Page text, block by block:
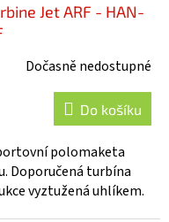
Jet ARF - HAN-
Dočasně nedostupné
Do košíku
polomaketa
Doporučená turbína
vyztužená uhlíkem.